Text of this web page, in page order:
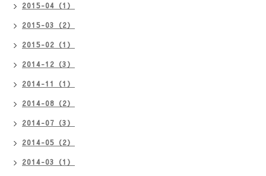
2015-04（1）
2015-03（2）
2015-02（1）
2014-12（3）
2014-11（1）
2014-08（2）
2014-07（3）
2014-05（2）
2014-03（1）